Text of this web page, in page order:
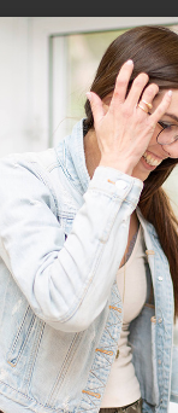
יובש בנרתיק
נשים רבות מדווחות על
המעבר.תחושת היובש
פיזיולוגי וצפוי, לא
אין תגובות